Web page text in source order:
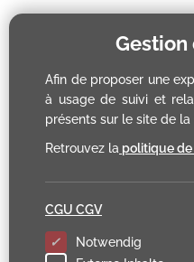
Gestion
Afin de proposer une
à usage de suivi et
présents sur le site de la
Retrouvez la politique
Notwendig
CGU CGV